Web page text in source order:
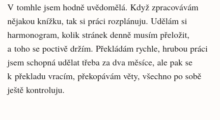
V tomhle jsem hodně uvědomělá. Když zpracovávám
nějakou knížku, tak si práci rozplánuju. Udělám si
harmonogram, kolik stránek denně musím přeložit,
a toho se poctivě držím. Překládám rychle, hrubou práci
jsem schopná udělat třeba za dva měsíce, ale pak se
k překladu vracím, překopávám věty, všechno po sobě
ještě kontroluju.